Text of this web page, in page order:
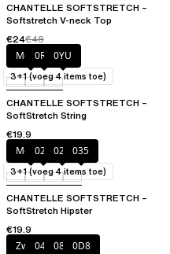
CHANTELLE SOFTSTRETCH –
Softstretch V-neck Top
€24€48
Mocca
0RG 0YU
CHANTELLE SOFTSTRETCH –
SoftStretch String
€19.9
3+1 (voeg 4 items toe)
Mocca
020 02T 035
CHANTELLE SOFTSTRETCH –
SoftStretch Hipster
€19.9
3+1 (voeg 4 items toe)
Zwart044 08R 0D8